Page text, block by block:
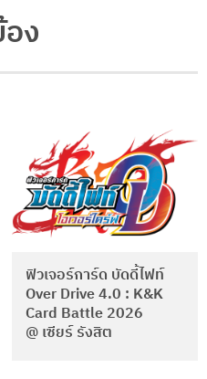
ง
ฟิวเจอร์การ์ด บัดดี้ไฟท์
Over Drive 4.0 : K&K
Card Battle 2026
@ เซียร์ รังสิต